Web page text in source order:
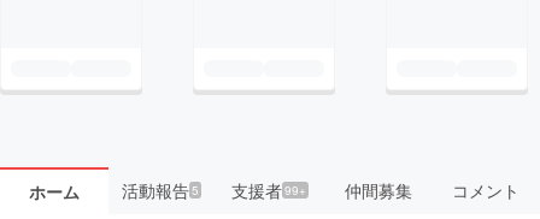
ホーム 活動報告5 支援者99+ 仲間募集 コメント